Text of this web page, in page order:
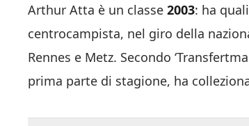
Arthur Atta è un classe 2003: ha
centrocampista, nel giro della
Rennes e Metz. Secondo
prima parte di stagione, ha